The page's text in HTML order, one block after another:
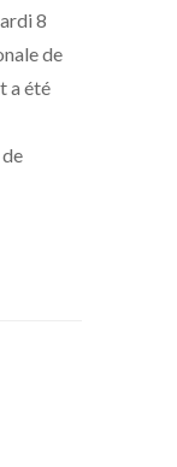
8
de
a été